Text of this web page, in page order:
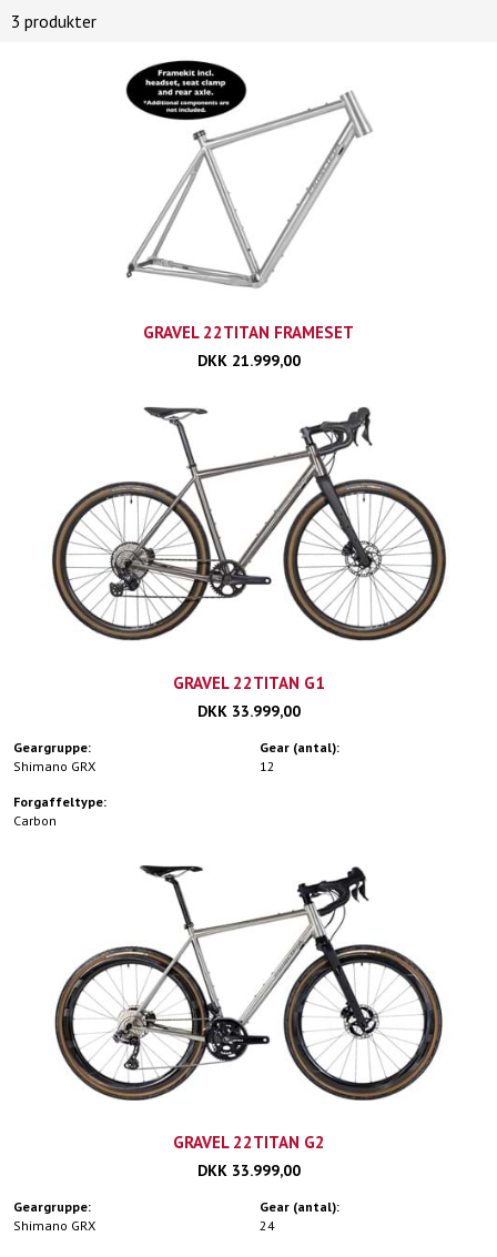
3 produkter
GRAVEL 22TITAN FRAMESET
DKK 21.999,00
GRAVEL 22TITAN G1
DKK 33.999,00
Geargruppe:
Shimano GRX
Gear (antal):
12
Forgaffeltype:
Carbon
GRAVEL 22TITAN G2
DKK 33.999,00
Geargruppe:
Shimano GRX
Gear (antal):
24